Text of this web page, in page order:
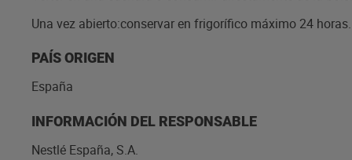
Una vez abierto:conservar en frigorífico máximo 24 horas.
PAÍS ORIGEN
España
INFORMACIÓN DEL RESPONSABLE
Nestlé España, S.A.